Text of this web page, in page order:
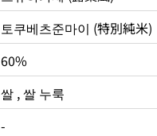
토쿠베츠준마이 (特別純米)
60%
쌀 , 쌀 누룩
-